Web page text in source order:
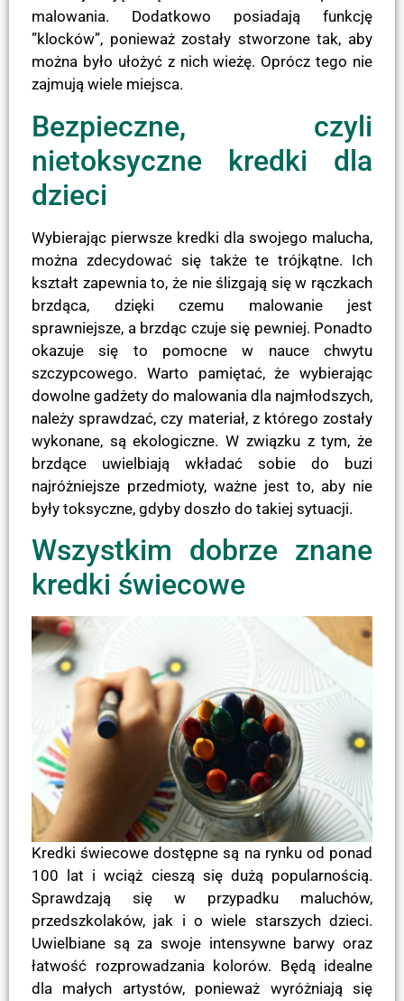
malowania. Dodatkowo posiadają funkcję
”klocków”, ponieważ zostały stworzone tak, aby
można było ułożyć z nich wieżę. Oprócz tego nie
zajmują wiele miejsca.
Bezpieczne, czyli
nietoksyczne kredki dla
dzieci
Wybierając pierwsze kredki dla swojego malucha,
można zdecydować się także te trójkątne. Ich
kształt zapewnia to, że nie ślizgają się w rączkach
brzdąca, dzięki czemu malowanie jest
sprawniejsze, a brzdąc czuje się pewniej. Ponadto
okazuje się to pomocne w nauce chwytu
szczypcowego. Warto pamiętać, że wybierając
dowolne gadżety do malowania dla najmłodszych,
należy sprawdzać, czy materiał, z którego zostały
wykonane, są ekologiczne. W związku z tym, że
brzdące uwielbiają wkładać sobie do buzi
najróżniejsze przedmioty, ważne jest to, aby nie
były toksyczne, gdyby doszło do takiej sytuacji.
Wszystkim dobrze znane
kredki świecowe
Kredki świecowe dostępne są na rynku od ponad
100 lat i wciąż cieszą się dużą popularnością.
Sprawdzają się w przypadku maluchów,
przedszkolaków, jak i o wiele starszych dzieci.
Uwielbiane są za swoje intensywne barwy oraz
łatwość rozprowadzania kolorów. Będą idealne
dla małych artystów, ponieważ wyróżniają się